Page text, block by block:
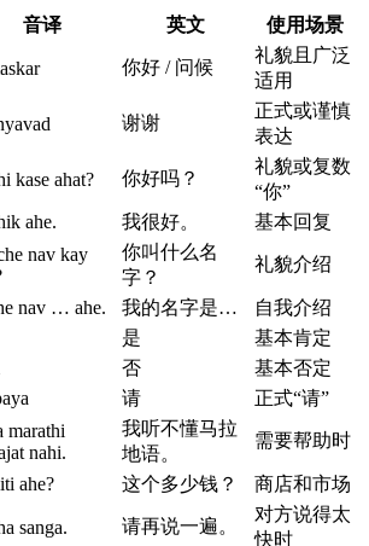
音译 英文 使用场景
你好 / 问候
礼貌且广泛
适用
谢谢
正式或谨慎
表达
kase ahat? 你好吗？
礼貌或复数
“你”
ahe. 我很好。
基本回复
nav kay
你叫什么名
字？
礼貌介绍
nav … ahe. 我的名字是…
自我介绍
是
基本肯定
否
基本否定
请
正式“请”
marathi
nahi.
我听不懂马拉
地语。
需要帮助时
ahe? 这个多少钱？ 商店和市场
sanga. 请再说一遍。
对方说得太
快时